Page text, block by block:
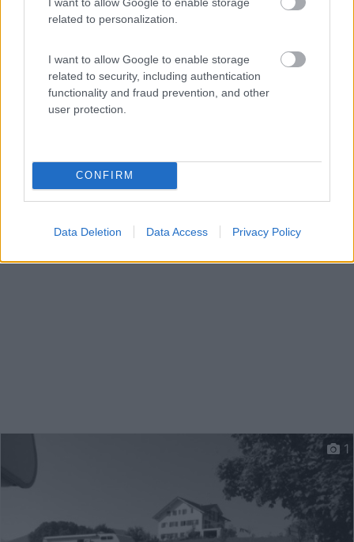
related to personalization.
I want to allow Google to enable storage
related to security, including authentication
functionality and fraud prevention, and other
user protection.
CONFIRM
Data Deletion Data Access Privacy Policy
Area di sosta (AA)
6,9 8
Servizi / Posizione
Alla periferia sud di Milano raggiungibile tramite tangen...
Ronchetto delle Rane (MI) - 103.1km
Via Pescara, 37
1